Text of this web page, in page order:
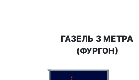
ГАЗЕЛЬ 3 МЕТРА
(ФУРГОН)